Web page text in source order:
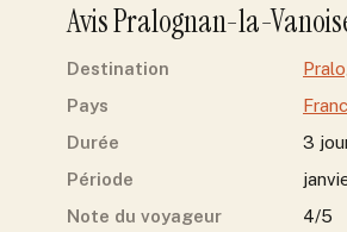
AvisPralognan-la-
Destination
Pays
Durée
3
Période
Note du voyageur
4/5